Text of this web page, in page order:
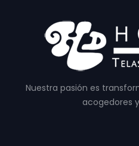
Nuestra pasión es
acogedores